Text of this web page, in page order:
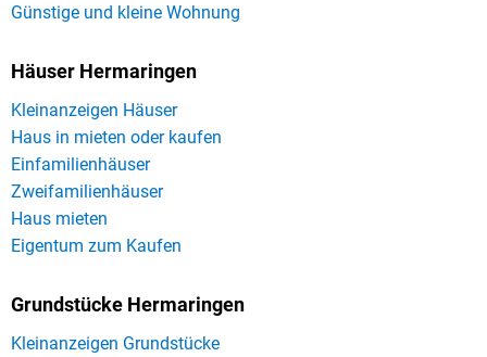
Günstige und kleine Wohnung
Häuser Hermaringen
Kleinanzeigen Häuser
Haus in mieten oder kaufen
Einfamilienhäuser
Zweifamilienhäuser
Haus mieten
Eigentum zum Kaufen
Grundstücke Hermaringen
Kleinanzeigen Grundstücke